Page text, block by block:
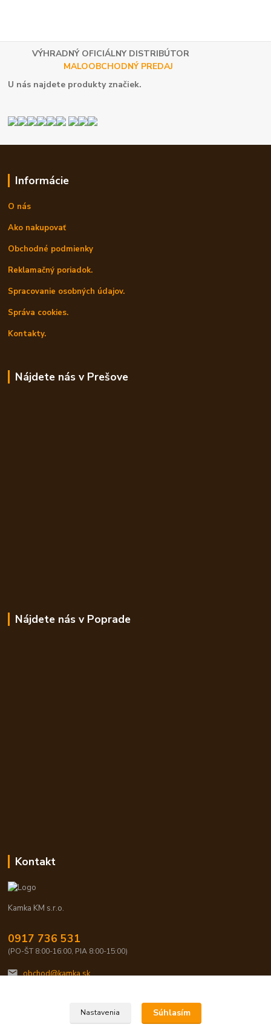
VÝHRADNÝ OFICIÁLNY DISTRIBÚTOR
MALOOBCHODNÝ PREDAJ
U nás najdete produkty značiek.
Informácie
O nás
Ako nakupovať
Obchodné podmienky
Reklamačný poriadok.
Spracovanie osobných údajov.
Správa cookies.
Kontakty.
Nájdete nás v Prešove
Nájdete nás v Poprade
Kontakt
Kamka KM s.r.o.
0917 736 531
(PO-ŠT 8:00-16:00, PIA 8:00-15:00)
obchod@kamka.sk
Nastavenia Súhlasím